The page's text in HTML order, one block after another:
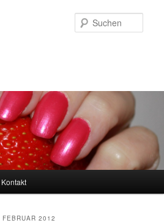
Kontakt
FEBRUAR 2012